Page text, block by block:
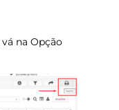
na Opção